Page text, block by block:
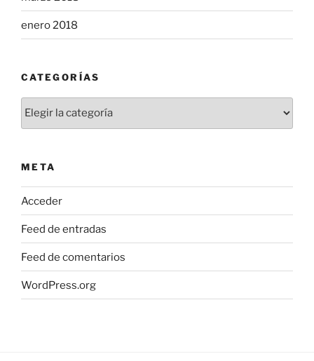
enero 2018
CATEGORÍAS
META
Acceder
Feed de entradas
Feed de comentarios
WordPress.org